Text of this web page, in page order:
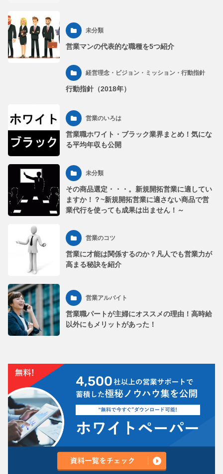
未分類
営業マンの代表的な職種を5つ紹介
経営理念・ビジョン・ミッション・行動指針
行動指針（2018年）
営業のいろは
営業職ホワイト・ブラック業界まとめ！気にな
る平均年収も公開
未分類
その商品選定・・・。新規開拓営業に適してい
ますか！？~新規開拓営業に適さない商品で営
業代行を使っても成果は出ません！～
営業のコツ
営業に才能は関係するのか？凡人でも営業力が
高まる秘訣を紹介
営業アルバイト
営業職パートが主婦にオススメの理由！高時給
以外にもメリットがあった！